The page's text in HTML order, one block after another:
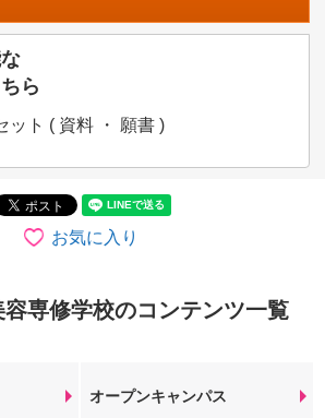
ら
ット ( 資料 ・ 願書 )
お気に入り
専修学校のコンテンツ一覧
オープンキャンパス